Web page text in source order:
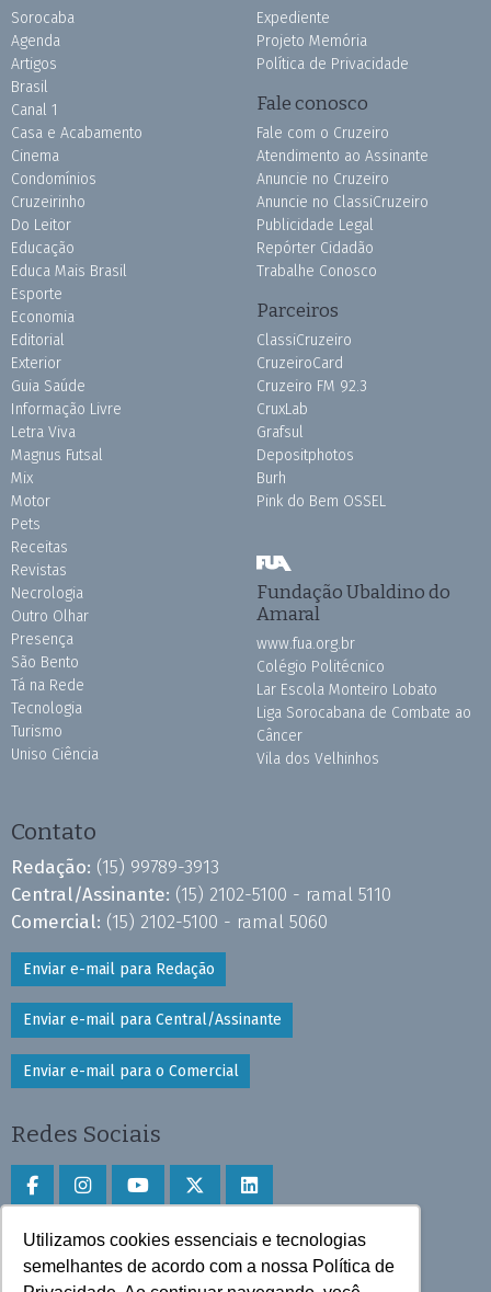
Utilizamos cookies essenciais e tecnologias
semelhantes de acordo com a nossa Política de
Sorocaba
Agenda
Artigos
Brasil
Canal 1
Casa e Acabamento
Cinema
Condomínios
Cruzeirinho
Do Leitor
Educação
Educa Mais Brasil
Esporte
Economia
Editorial
Exterior
Guia Saúde
Informação Livre
Letra Viva
Magnus Futsal
Mix
Motor
Pets
Receitas
Revistas
Necrologia
Outro Olhar
Presença
São Bento
Tá na Rede
Tecnologia
Turismo
Uniso Ciência
Expediente
Projeto Memória
Política de Privacidade
Fale conosco
Fale com o Cruzeiro
Atendimento ao Assinante
Anuncie no Cruzeiro
Anuncie no ClassiCruzeiro
Publicidade Legal
Repórter Cidadão
Trabalhe Conosco
Parceiros
ClassiCruzeiro
CruzeiroCard
Cruzeiro FM 92.3
CruxLab
Grafsul
Depositphotos
Burh
Pink do Bem OSSEL
Fundação Ubaldino do
Amaral
www.fua.org.br
Colégio Politécnico
Lar Escola Monteiro Lobato
Liga Sorocabana de Combate ao
Câncer
Vila dos Velhinhos
Contato
Redação: (15) 99789-3913
Central/Assinante: (15) 2102-5100 - ramal 5110
Comercial: (15) 2102-5100 - ramal 5060
Enviar e-mail para Redação
Enviar e-mail para Central/Assinante
Enviar e-mail para o Comercial
Redes Sociais
Faça download do aplicativo